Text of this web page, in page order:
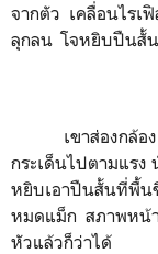
จากตัว เคลื่อนไรเ
ลุกลน โจหยิบปืนสั้น
เขาส่องกล้องเ
กระเด็นไปตามแร
หยิบเอาปืนสั้นที่พื้น
หมดแม็ก สภาพหน้
หัวแล้วก็ว่าได้